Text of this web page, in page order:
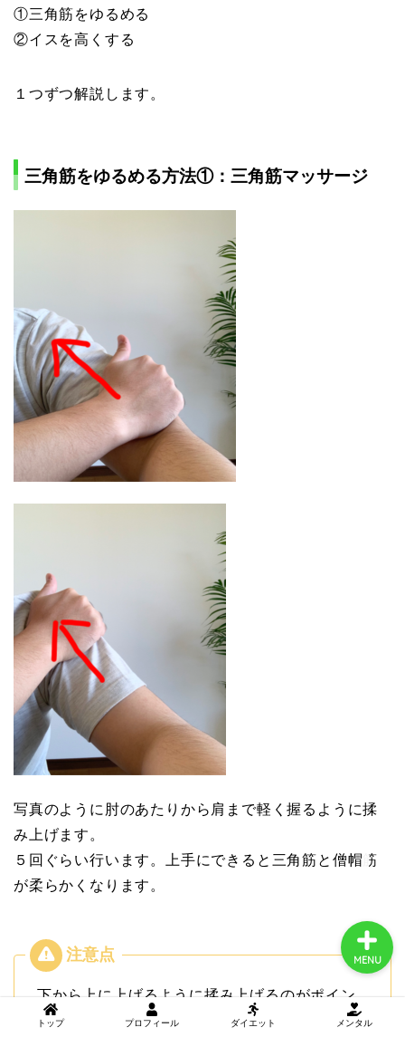
①三角筋をゆるめる
②イスを高くする
１つずつ解説します。
三角筋をゆるめる方法①：三角筋マッサージ
写真のように肘のあたりから肩まで軽く握るように揉
み上げます。
５回ぐらい行います。上手にできると三角筋と僧帽筋
が柔らかくなります。
下から上に上げるように揉み上げるのがポイン
ト！
トップ プロフィール ダイエット メンタル
MENU
ダイエット
メンタル